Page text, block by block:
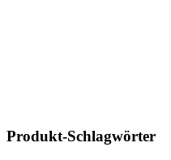
Produkt-Schlagwörter